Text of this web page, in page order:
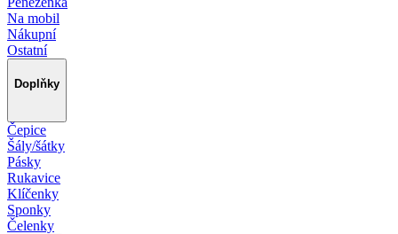
Na mobil
Nákupní
Ostatní
Doplňky
Čepice
Šály/šátky
Pásky
Rukavice
Klíčenky
Sponky
Čelenky